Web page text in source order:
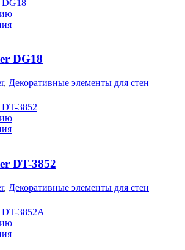
DG18
, Декоративные элементы для стен
DT-3852
, Декоративные элементы для стен